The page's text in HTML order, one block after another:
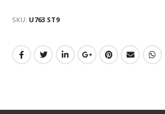
SKU: U763 ST9